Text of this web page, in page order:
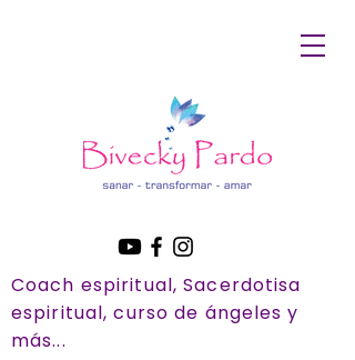
Coach espiritual, Sacerdotisa
espiritual, curso de ángeles y
más...